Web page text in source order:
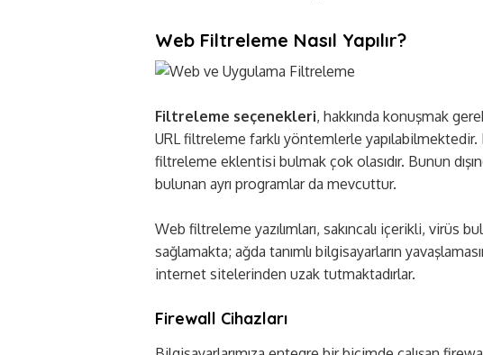
Web Filtreleme Nasıl Yapılır?
Filtreleme seçenekleri, hakkında konuşmak
URL filtreleme farklı yöntemlerle
filtreleme eklentisi bulmak çok olasıdır. Bunun
bulunan ayrı programlar da mevcuttur.
Web filtreleme yazılımları, sakıncalı içerikli, virüs
sağlamakta; ağda tanımlı bilgisayarların
internet sitelerinden uzak tutmaktadırlar.
Firewall Cihazları